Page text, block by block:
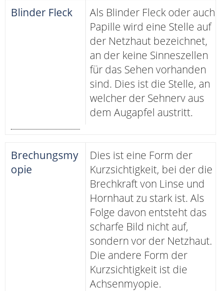
Blinder Fleck
Als Blinder Fleck oder auch
Papille wird eine Stelle auf
der Netzhaut bezeichnet,
an der keine Sinneszellen
für das Sehen vorhanden
sind. Dies ist die Stelle, an
welcher der Sehnerv aus
dem Augapfel austritt.
Brechungsmy
opie
Dies ist eine Form der
Kurzsichtigkeit, bei der die
Brechkraft von Linse und
Hornhaut zu stark ist. Als
Folge davon entsteht das
scharfe Bild nicht auf,
sondern vor der Netzhaut.
Die andere Form der
Kurzsichtigkeit ist die
Achsenmyopie.